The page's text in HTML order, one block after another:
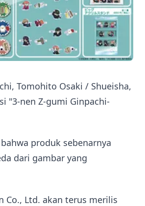
Tomohito Osaki / Shueisha,
"3-nen Z-gumi Ginpachi-
produk sebenarnya
dari gambar yang
Co., Ltd. akan terus merilis